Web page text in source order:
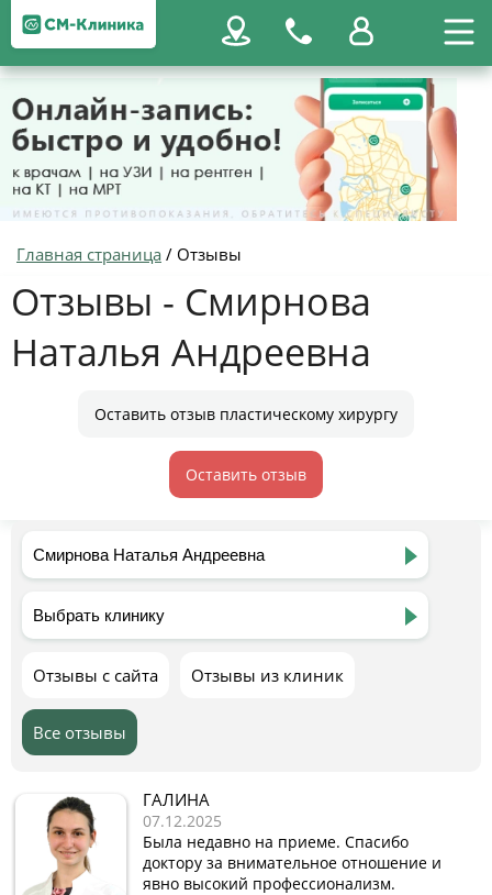
Главная страница / Отзывы
Отзывы - Смирнова
Наталья Андреевна
Оставить отзыв пластическому хирургу
Оставить отзыв
Отзывы с сайта Отзывы из клиник
Все отзывы
ГАЛИНА
07.12.2025
Была недавно на приеме. Спасибо
доктору за внимательное отношение и
явно высокий профессионализм.